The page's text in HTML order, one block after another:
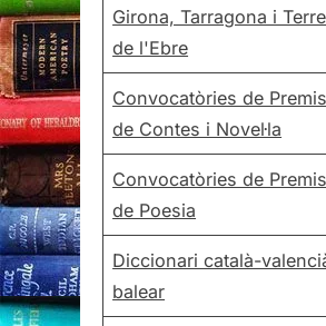
Girona, Tarragona i
de l'Ebre
Convocatòries de Premis
de Contes i Novel·la
Convocatòries de Premis
de Poesia
Diccionari català-
balear